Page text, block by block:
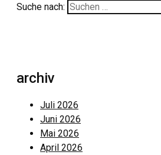
Suche nach:
archiv
Juli 2026
Juni 2026
Mai 2026
April 2026